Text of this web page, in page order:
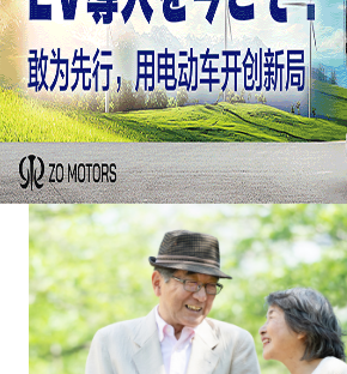
想在日本养老？这里有个好消息
颜丹丹 日本新闻 社会观察
日本华侨报 2023/3/9 14:55:57